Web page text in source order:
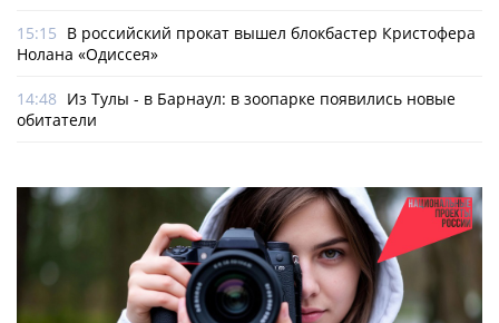
15:15 В российский прокат вышел блокбастер Кристофера
Нолана «Одиссея»
14:48 Из Тулы - в Барнаул: в зоопарке появились новые
обитатели